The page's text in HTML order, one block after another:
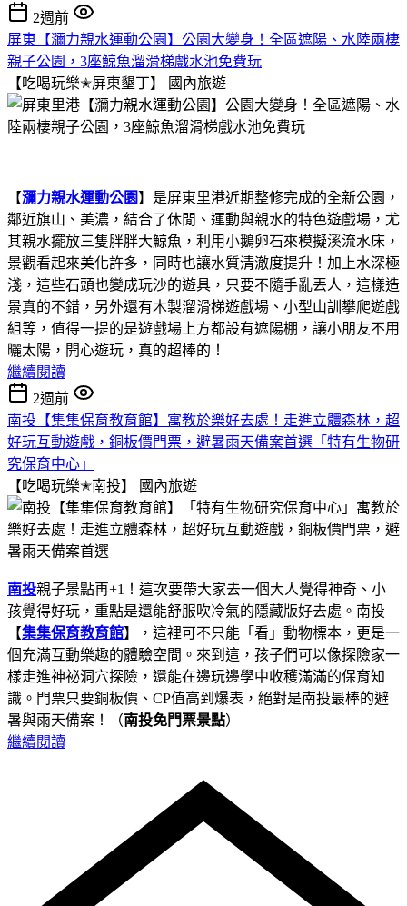
2週前
屏東【瀰力親水運動公園】公園大變身！全區遮陽、水陸兩棲
親子公園，3座鯨魚溜滑梯戲水池免費玩
【吃喝玩樂✭屏東墾丁】
國內旅遊
【瀰力親水運動公園】是屏東里港近期整修完成的全新公園，
鄰近旗山、美濃，結合了休閒、運動與親水的特色遊戲場，尤
其親水擺放三隻胖胖大鯨魚，利用小鵝卵石來模擬溪流水床，
景觀看起來美化許多，同時也讓水質清澈度提升！加上水深極
淺，這些石頭也變成玩沙的遊具，只要不隨手亂丟人，這樣造
景真的不錯，另外還有木製溜滑梯遊戲場、小型山訓攀爬遊戲
組等，值得一提的是遊戲場上方都設有遮陽棚，讓小朋友不用
曬太陽，開心遊玩，真的超棒的！
繼續閱讀
2週前
南投【集集保育教育館】寓教於樂好去處！走進立體森林，超
好玩互動遊戲，銅板價門票，避暑雨天備案首選「特有生物研
究保育中心」
【吃喝玩樂✭南投】
國內旅遊
南投親子景點再+1！這次要帶大家去一個大人覺得神奇、小
孩覺得好玩，重點是還能舒服吹冷氣的隱藏版好去處。南投
【集集保育教育館】，這裡可不只能「看」動物標本，更是一
個充滿互動樂趣的體驗空間。來到這，孩子們可以像探險家一
樣走進神祕洞穴探險，還能在邊玩邊學中收穫滿滿的保育知
識。門票只要銅板價、CP值高到爆表，絕對是南投最棒的避
暑與雨天備案！（南投免門票景點）
繼續閱讀